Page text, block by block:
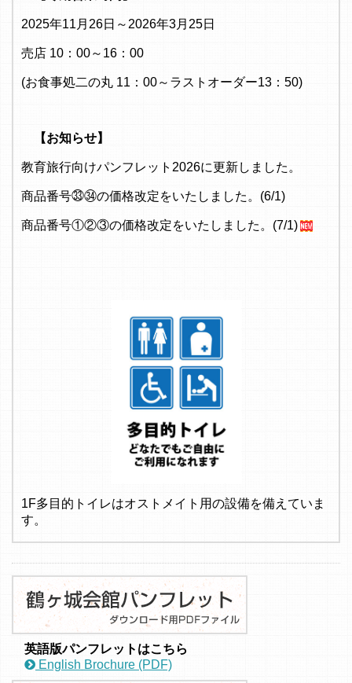
2025年11月26日～2026年3月25日
売店 10：00～16：00
(お食事処二の丸 11：00～ラストオーダー13：50)
【お知らせ】
教育旅行向けパンフレット2026に更新しました。
商品番号㉝㉞の価格改定をいたしました。(6/1)
商品番号①②③の価格改定をいたしました。(7/1)
1F多目的トイレはオストメイト用の設備を備えていま
す。
英語版パンフレットはこちら
English Brochure (PDF)